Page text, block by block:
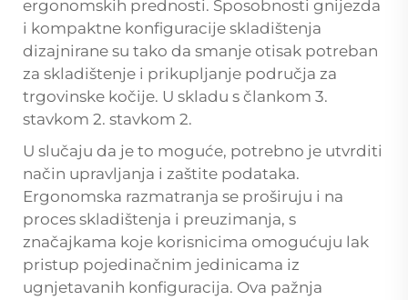
ergonomskih prednosti. Sposobnosti gnijezda
i kompaktne konfiguracije skladištenja
dizajnirane su tako da smanje otisak potreban
za skladištenje i prikupljanje područja za
trgovinske kočije. U skladu s člankom 3.
stavkom 2. stavkom 2.
U slučaju da je to moguće, potrebno je utvrditi
način upravljanja i zaštite podataka.
Ergonomska razmatranja se proširuju i na
proces skladištenja i preuzimanja, s
značajkama koje korisnicima omogućuju lak
pristup pojedinačnim jedinicama iz
ugnjetavanih konfiguracija. Ova pažnja